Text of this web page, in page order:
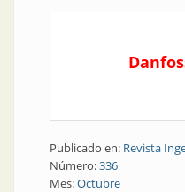
Publicado en: Revista
Número:336
Mes:Octubre